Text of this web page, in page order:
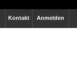
Anmelden
Kontakt